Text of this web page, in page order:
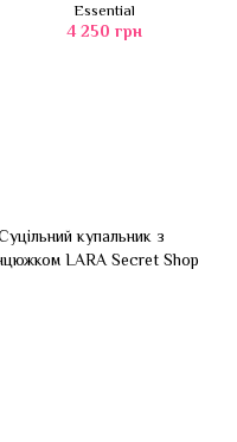
Essential
4 250 грн